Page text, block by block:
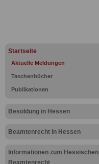
Startseite
Aktuelle Meldungen
Taschenbücher
Publikationen
Besoldung in Hessen
Beamtenrecht in Hessen
Informationen zum Hessischen
Beamtenrecht